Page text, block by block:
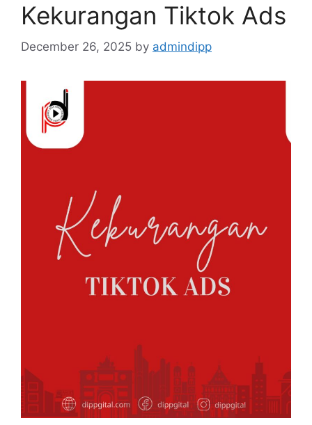
Kekurangan Tiktok Ads
December 26, 2025 by admindipp